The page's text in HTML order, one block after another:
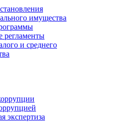
имущества
регламенты
и среднего
экспертиза